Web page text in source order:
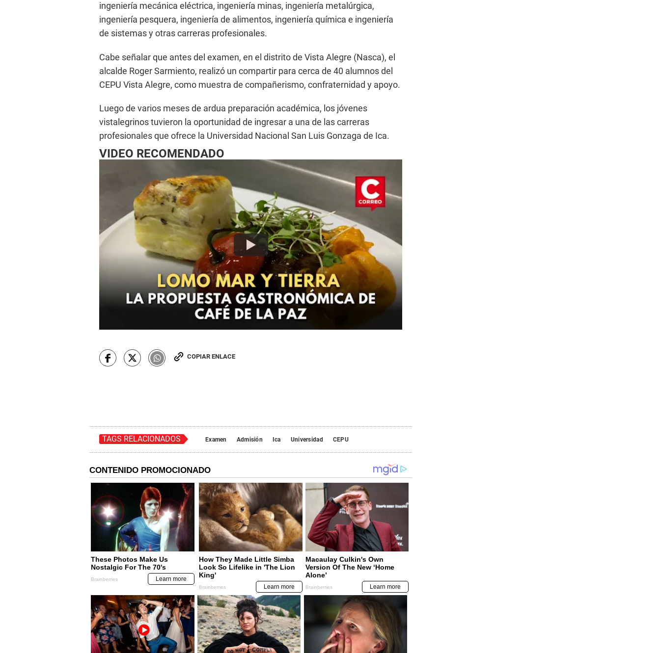
ingeniería mecánica eléctrica, ingeniería minas, ingeniería metalúrgica,
ingeniería pesquera, ingeniería de alimentos, ingeniería química e ingeniería
de sistemas y otras carreras profesionales.
Cabe señalar que antes del examen, en el distrito de Vista Alegre (Nasca), el
alcalde Roger Sarmiento, realizó un compartir para cerca de 40 alumnos del
CEPU Vista Alegre, como muestra de compañerismo, confraternidad y apoyo.
Luego de varios meses de ardua preparación académica, los jóvenes
vistalegrinos tuvieron la oportunidad de ingresar a una de las carreras
profesionales que ofrece la Universidad Nacional San Luis Gonzaga de Ica.
VIDEO RECOMENDADO
COPIAR ENLACE
TAGS RELACIONADOS Examen Admisión Ica Universidad CEPU